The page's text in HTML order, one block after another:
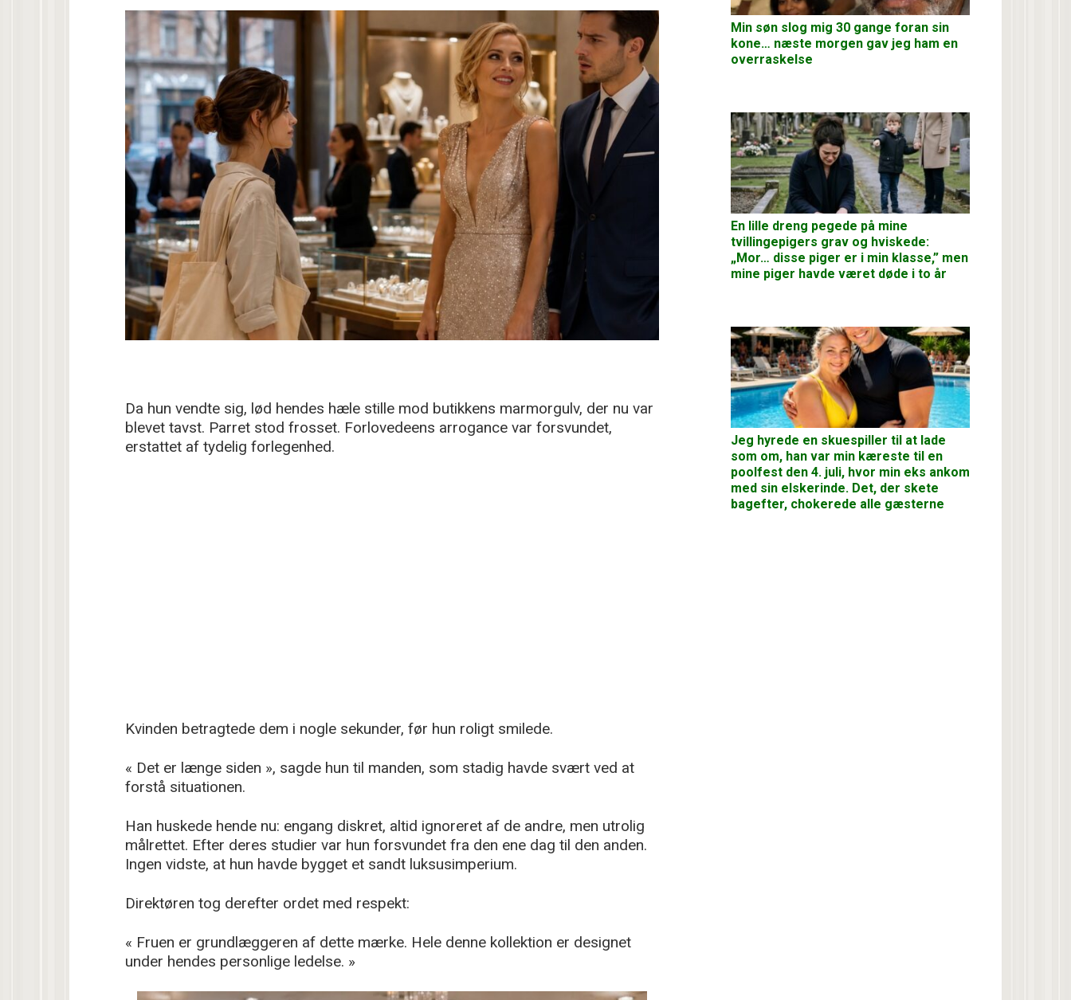
Da hun vendte sig, lød hendes hæle stille mod butikkens marmorgulv, der nu var
blevet tavst. Parret stod frosset. Forlovedeens arrogance var forsvundet,
erstattet af tydelig forlegenhed.
Kvinden betragtede dem i nogle sekunder, før hun roligt smilede.
« Det er længe siden », sagde hun til manden, som stadig havde svært ved at
forstå situationen.
Han huskede hende nu: engang diskret, altid ignoreret af de andre, men utrolig
målrettet. Efter deres studier var hun forsvundet fra den ene dag til den anden.
Ingen vidste, at hun havde bygget et sandt luksusimperium.
Direktøren tog derefter ordet med respekt:
« Fruen er grundlæggeren af dette mærke. Hele denne kollektion er designet
under hendes personlige ledelse. »
Min søn slog mig 30 gange foran sin
kone… næste morgen gav jeg ham en
overraskelse
En lille dreng pegede på mine
tvillingepigers grav og hviskede:
„Mor… disse piger er i min klasse,” men
mine piger havde været døde i to år
Jeg hyrede en skuespiller til at lade
som om, han var min kæreste til en
poolfest den 4. juli, hvor min eks ankom
med sin elskerinde. Det, der skete
bagefter, chokerede alle gæsterne